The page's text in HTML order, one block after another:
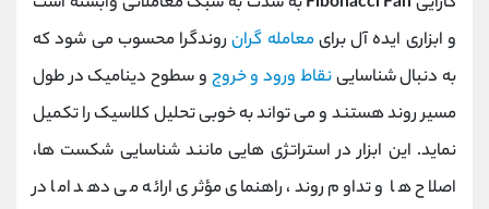
و ابزاری ایده ‌آل برایمعامله ‌گرانروندگرا محسوب می‌ شود که
به دنبال شناسایینقاط ورود و خروج و سطوح دینامیک در طول
مسیر روند هستند و می ‌تواند به خوبی تحلیل کلاسیک را تکمیل
نماید. این ابزار در استراتژی ‌هایی مانند شناسایی شکست‌ ها،
اصلاح ‌ها و تداوم روند، راهنمای مؤثری ارائه می ‌دهد اما در